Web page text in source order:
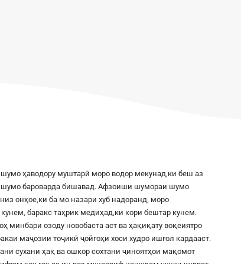
ҳаводору муштарӣ моро водор мекунад,ки беш аз
шумо бароварда бишавад. Афзоиши шумораи шумо
онҳое,ки ба мо назари хуб надоранд, моро
кунем, баракс таҳрик медиҳад,ки кори бештар кунем.
озоду новобаста аст ва ҳақиқату воқеиятро
маҷозии тоҷикӣ ҷойгоҳи хоси худро ишғол кардааст.
сухани ҳақ ва ошкор сохтани ҷиноятҳои мақомот